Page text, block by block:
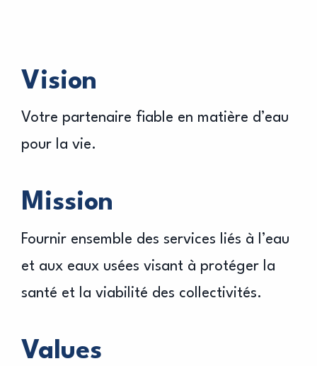
Vision
Votre partenaire fiable en matière d’eau
pour la vie.
Mission
Fournir ensemble des services liés à l’eau
et aux eaux usées visant à protéger la
santé et la viabilité des collectivités.
Values